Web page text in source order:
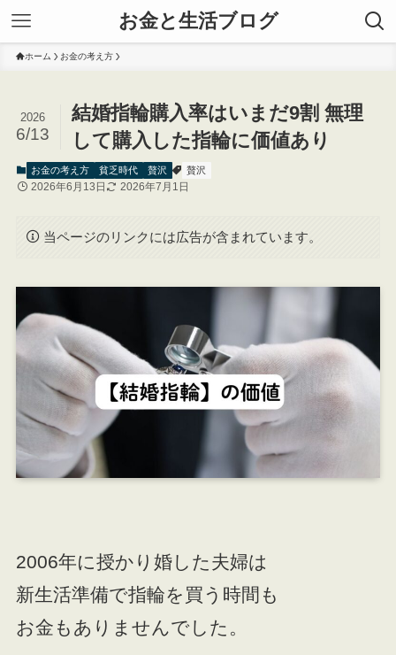
お金と生活ブログ
ホーム お金の考え方
結婚指輪購入率はいまだ9割 無理
して購入した指輪に価値あり
2026
6/13
お金の考え方 貧乏時代 贅沢 贅沢
2026年6月13日 2026年7月1日
当ページのリンクには広告が含まれています。
2006年に授かり婚した夫婦は
新生活準備で指輪を買う時間も
お金もありませんでした。